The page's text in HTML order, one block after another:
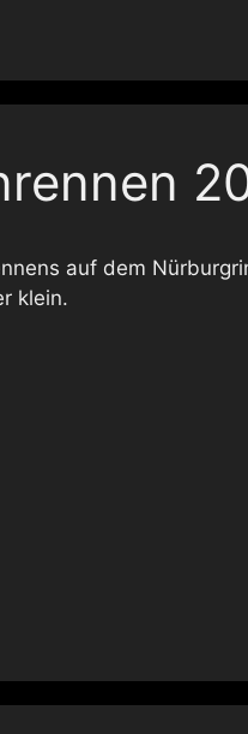
auf dem
klein.